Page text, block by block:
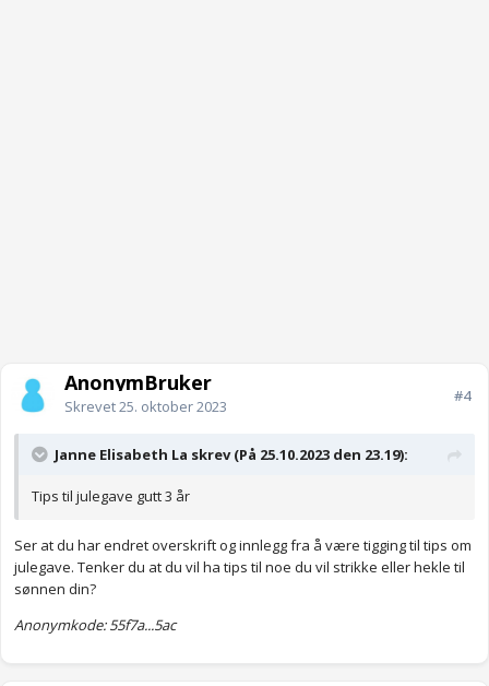
AnonymBruker
Skrevet25. oktober 2023
#4
Janne Elisabeth La skrev (På 25.10.2023 den 23.19):
Tips til julegave gutt 3 år
Ser at du har endret overskrift og innlegg fra å være tigging til tips om
julegave. Tenker du at du vil ha tips til noe du vil strikke eller hekle til
sønnen din?
Anonymkode: 55f7a...5ac